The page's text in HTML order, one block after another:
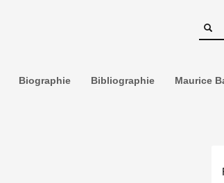
Biographie Bibliographie Maurice